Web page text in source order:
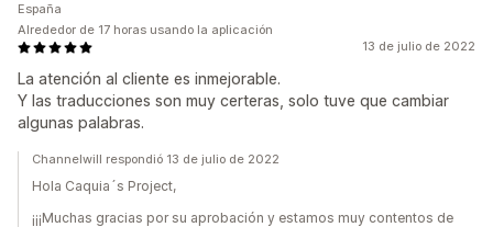
13 de julio de 2022
La atención al cliente es inmejorable.
Y las traducciones son muy certeras, solo tuve que cambiar
algunas palabras.
España
Alrededor de 17 horas usando la aplicación
Channelwill respondió 13 de julio de 2022
Hola Caquia´s Project,
¡¡¡Muchas gracias por su aprobación y estamos muy contentos de